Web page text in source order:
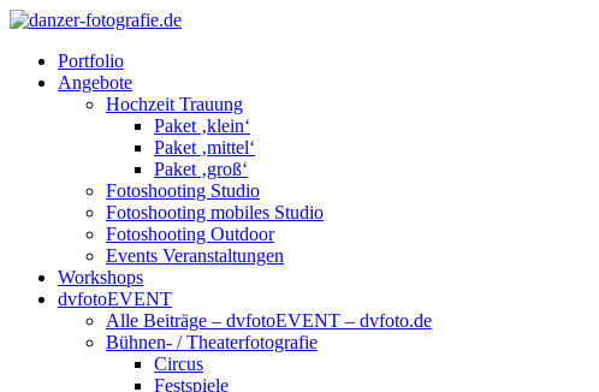
Portfolio
Angebote
Hochzeit Trauung
Paket ‚klein‘
Paket ‚mittel‘
Paket ‚groß‘
Fotoshooting Studio
Fotoshooting mobiles Studio
Fotoshooting Outdoor
Events Veranstaltungen
Workshops
dvfotoEVENT
Alle Beiträge – dvfotoEVENT – dvfoto.de
Bühnen- / Theaterfotografie
Circus
Festspiele